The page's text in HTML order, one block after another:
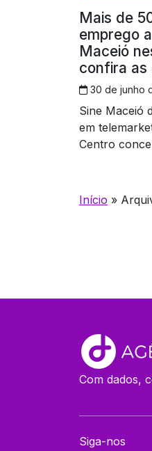
Mais de
emprego
Maceió
confira as
30 de junho
Sine Maceió
em
Centro
Início »
Com dados,
Siga-nos